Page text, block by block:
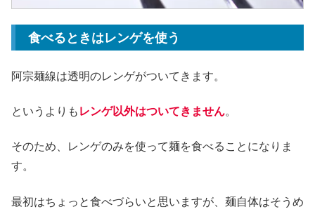
食べるときはレンゲを使う
阿宗麺線は透明のレンゲがついてきます。
というよりも レンゲ以外はついてきません。
そのため、レンゲのみを使って麺を食べることになりま
す。
最初はちょっと食べづらいと思いますが、麺自体はそうめ